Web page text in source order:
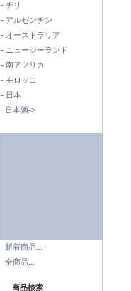
- チリ
- アルゼンチン
- オーストラリア
- ニュージーランド
- 南アフリカ
- モロッコ
- 日本
日本酒->
新着商品...
全商品...
商品検索